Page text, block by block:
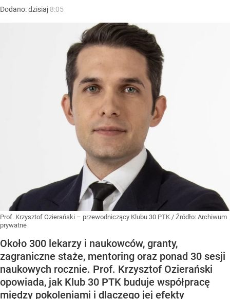
Dodano:dzisiaj 8:05
Prof. Krzysztof Ozierański – przewodniczący Klubu 30 PTK / Źródło: Archiwum
prywatne
Około 300 lekarzy i naukowców, granty,
zagraniczne staże, mentoring oraz ponad 30 sesji
naukowych rocznie. Prof. Krzysztof Ozierański
opowiada, jak Klub 30 PTK buduje współpracę
między pokoleniami i dlaczego jej efekty